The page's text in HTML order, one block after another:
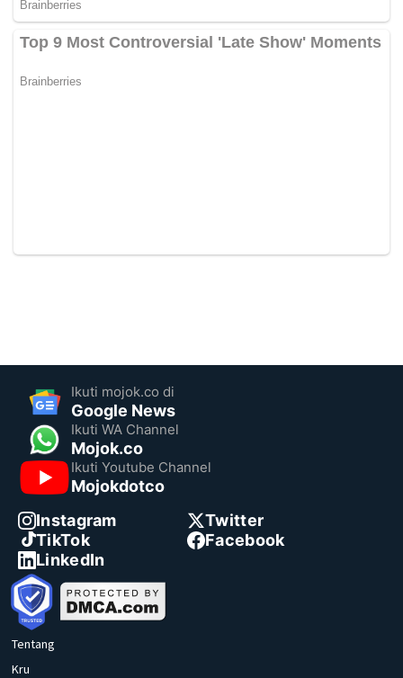
Ikuti mojok.co di
Google News
Ikuti WA Channel
Mojok.co
Ikuti Youtube Channel
Mojokdotco
Instagram
Twitter
TikTok
Facebook
LinkedIn
Tentang
Kru